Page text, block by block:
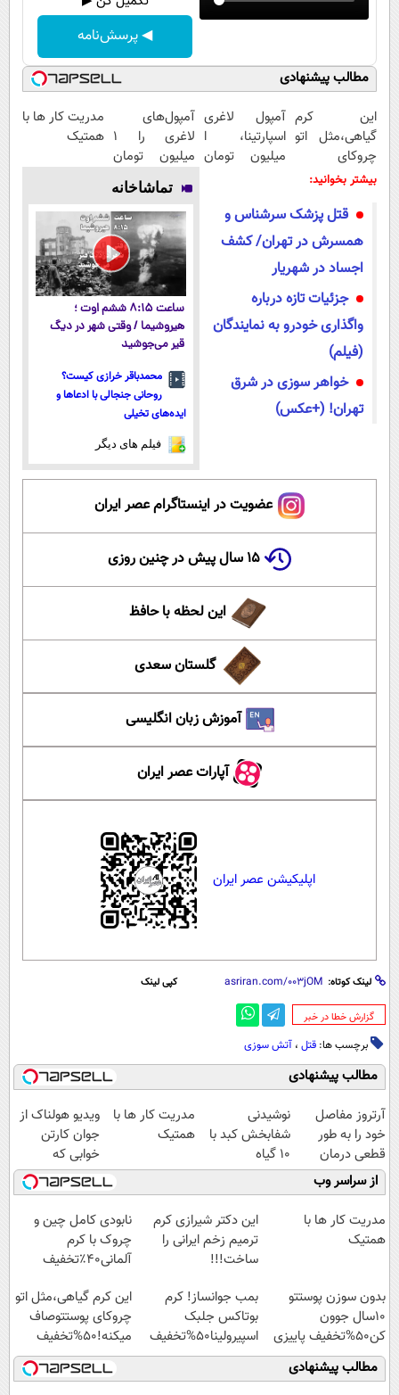
◀ پرسش‌نامه
مطالب پیشنهادی
این کرم
گیاهی،مثل اتو
چروکای
پوستتوصاف
آمپول لاغری
اسپارتینا، ا
میلیون تومان
آمپول‌های
لاغری را ۱
میلیون تومان
ارزان‌تر از
همه‌جا بخر!
مدریت کار ها با
همتیک
بیشتر بخوانید:
قتل پزشک سرشناس و
همسرش در تهران/ کشف
اجساد در شهریار
جزئیات تازه درباره
واگذاری خودرو به نمایندگان
(فیلم)
خواهر سوزی در شرق
تهران! (+عکس)
تماشاخانه
ساعت ۸:۱۵ ششم اوت ؛
هیروشیما / وقتی شهر در دیگ
قیر می‌جوشید
محمدباقر خرازی کیست؟
روحانی جنجالی با ادعاها و
ایده‌های تخیلی
فیلم های دیگر
عضویت در اینستاگرام عصر ایران
۱۵ سال پیش در چنین روزی
این لحظه با حافظ
گلستان سعدی
آموزش زبان انگلیسی
آپارات عصر ایران
اپلیکیشن عصر ایران
لینک کوتاه: کپی لینک
‌گزارش خطا در خبر
برچسب ها: قتل ، آتش سوزی
مطالب پیشنهادی
آرتروز مفاصل
خود را به طور
قطعی درمان
کنید!
◗پرسش‌نامه◖
نوشیدنی
شفابخش کبد با
10 گیاه
موثر(تخفیف تا
امشب)
مدریت کار ها با
همتیک
ویدیو هولناک از
جوان کارتن
خوابی که
میلیاردر شد.
آموزش رایگان
از سراسر وب
مدریت کار ها با
همتیک
این دکتر شیرازی کرم
ترمیم زخم ایرانی را
ساخت!!!
نابودی کامل چین و
چروک با کرم
آلمانی۴۰٪تخفیف
بدون سوزن پوستتو
10سال جوون
کن50%تخفیف پاییزی
بمب جوانساز! کرم
بوتاکس جلبک
اسپیرولینا50%تخفیف
این کرم گیاهی،مثل اتو
چروکای پوستتوصاف
میکنه!50%تخفیف
مطالب پیشنهادی